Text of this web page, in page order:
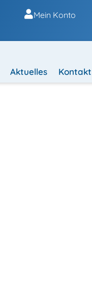
Mein Konto
Aktuelles Kontakt